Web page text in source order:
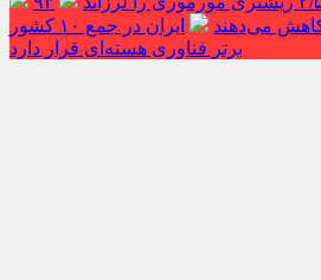
کاهش می‌دهند
ایران در جمع ۱۰ کشور
برتر فناوری هسته‌ای قرار دارد